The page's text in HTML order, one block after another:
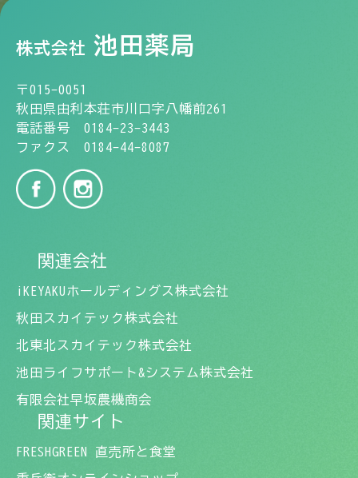
株式会社 池田薬局
〒015-0051
秋田県由利本荘市川口字八幡前261
電話番号 0184-23-3443
ファクス 0184-44-8087
関連会社
iKEYAKUホールディングス株式会社
秋田スカイテック株式会社
北東北スカイテック株式会社
池田ライフサポート&システム株式会社
有限会社早坂農機商会
関連サイト
FRESHGREEN 直売所と食堂